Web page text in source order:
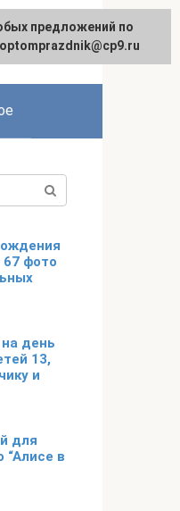
фото
день
13,
и
для
в
предложений по